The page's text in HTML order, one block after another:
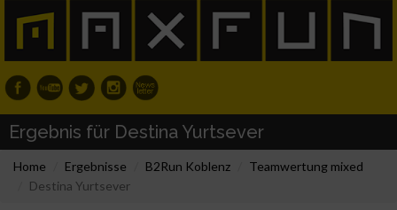
Ergebnis für Destina Yurtsever
Home Ergebnisse B2Run Koblenz
Teamwertung mixed
Destina Yurtsever